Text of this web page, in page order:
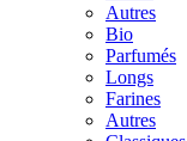
Autres
Bio
Parfumés
Longs
Farines
Autres